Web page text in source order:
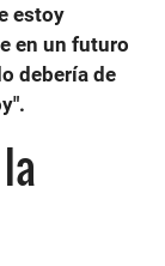
estoy
en un futuro
debería de